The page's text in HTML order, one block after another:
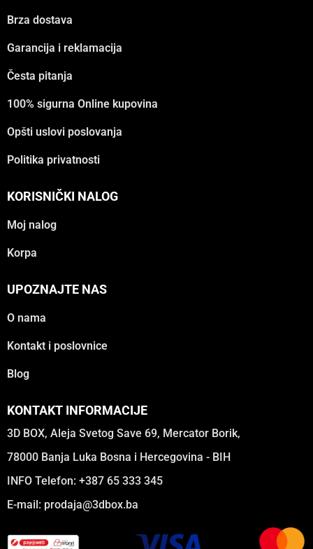
Brza dostava
Garancija i reklamacija
Česta pitanja
100% sigurna Online kupovina
Opšti uslovi poslovanja
Politika privatnosti
KORISNIČKI NALOG
Moj nalog
Korpa
UPOZNAJTE NAS
O nama
Kontakt i poslovnice
Blog
KONTAKT INFORMACIJE
3D BOX, Aleja Svetog Save 69, Mercator Borik,
78000 Banja Luka Bosna i Hercegovina - BIH
INFO Telefon: +387 65 333 345
E-mail: prodaja@3dbox.ba